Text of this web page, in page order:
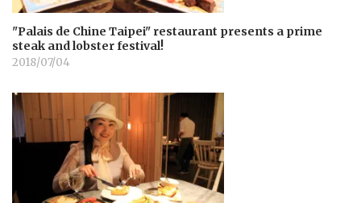
"Palais de Chine Taipei" restaurant presents a prime
steak and lobster festival!
2018/07/04